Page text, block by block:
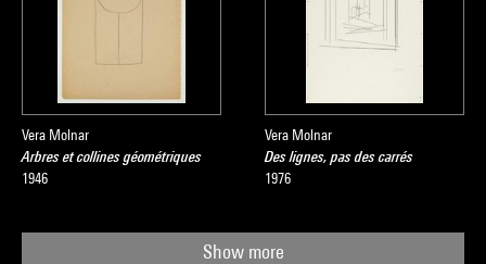
Vera Molnar
Arbres et collines géométriques
1946
Vera Molnar
Des lignes, pas des carrés
1976
Show more